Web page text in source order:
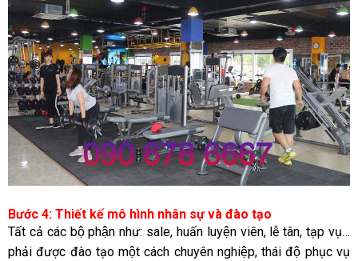
Bước 4: Thiết kế mô hình nhân sự và đào tạo
Tất cả các bộ phận như: sale, huấn luyện viên, lễ tân, tạp vụ…
phải được đào tạo một cách chuyên nghiệp, thái độ phục vụ